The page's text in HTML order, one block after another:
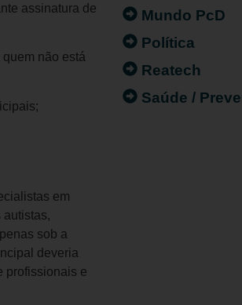
assinatura de
não está
em
sob a
deveria
profissionais e
Mundo PcD
Política
Reatech
Saúde /